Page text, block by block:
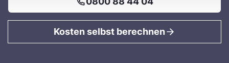
Kosten selbst berechnen